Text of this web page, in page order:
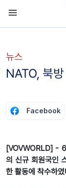
뉴스
NATO, 북
Facebook
[VOVWORLD] - 6
의 신규 회원국인
한 활동에 착수하